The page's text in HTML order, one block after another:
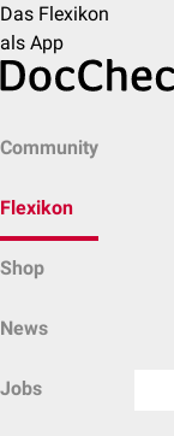
Das Flexikon
als App
Community
Flexikon
Shop
News
Jobs